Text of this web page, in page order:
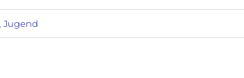
Jugend